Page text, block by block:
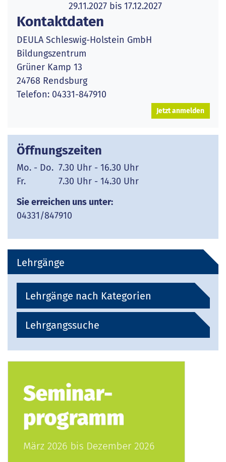
29.11.2027 bis 17.12.2027
Kontaktdaten
DEULA Schleswig-Holstein GmbH
Bildungszentrum
Grüner Kamp 13
24768 Rendsburg
Telefon: 04331-847910
Jetzt anmelden
Öffnungszeiten
Mo. - Do. 7.30 Uhr - 16.30 Uhr
Fr. 7.30 Uhr - 14.30 Uhr
Sie erreichen uns unter:
04331/847910
Lehrgänge
Lehrgänge nach Kategorien
Lehrgangssuche